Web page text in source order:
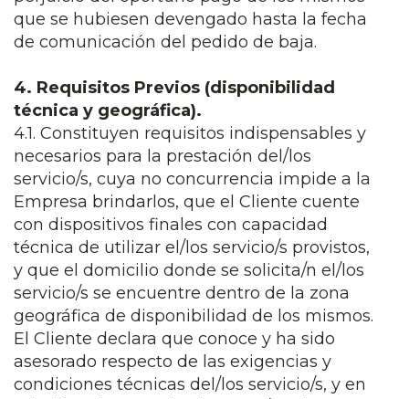
que se hubiesen devengado hasta la fecha
de comunicación del pedido de baja.
4. Requisitos Previos (disponibilidad
técnica y geográfica).
4.1. Constituyen requisitos indispensables y
necesarios para la prestación del/los
servicio/s, cuya no concurrencia impide a la
Empresa brindarlos, que el Cliente cuente
con dispositivos finales con capacidad
técnica de utilizar el/los servicio/s provistos,
y que el domicilio donde se solicita/n el/los
servicio/s se encuentre dentro de la zona
geográfica de disponibilidad de los mismos.
El Cliente declara que conoce y ha sido
asesorado respecto de las exigencias y
condiciones técnicas del/los servicio/s, y en